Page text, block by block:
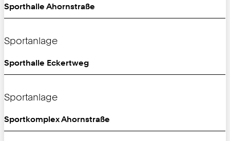
Sporthalle Ahornstraße
Sportanlage
Sporthalle Eckertweg
Sportanlage
Sportkomplex Ahornstraße